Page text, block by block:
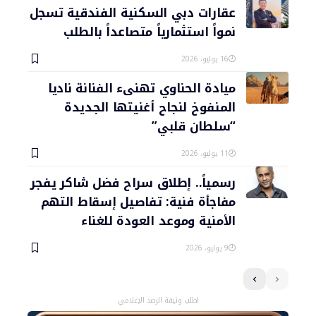
عقارات دبي السكنية الفندقية تسجل
نمواً استثمارياً متصاعداً بالطلب
16 يوليو، 2026
ميادة الحناوي تهنىء الفنانة ناديا
المنفوخ لنجاح أغنيتها الجديدة
“سلطان قلبي”
11 يوليو، 2026
رسمياً.. إطلاق سراح فضل شاكر يفجر
مفاجأة فنية: تفاصيل إسقاط التهم
الأمنية وموعد العودة للغناء
9 يوليو، 2026
اطلب وثيقة الرصد الإعلامي